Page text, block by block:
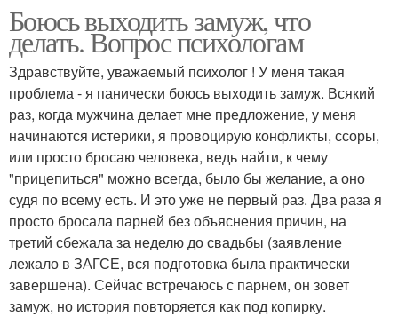
Боюсь выходить замуж, что
делать. Вопрос психологам
Здравствуйте, уважаемый психолог ! У меня такая
проблема - я панически боюсь выходить замуж. Всякий
раз, когда мужчина делает мне предложение, у меня
начинаются истерики, я провоцирую конфликты, ссоры,
или просто бросаю человека, ведь найти, к чему
"прицепиться" можно всегда, было бы желание, а оно
судя по всему есть. И это уже не первый раз. Два раза я
просто бросала парней без объяснения причин, на
третий сбежала за неделю до свадьбы (заявление
лежало в ЗАГСЕ, вся подготовка была практически
завершена). Сейчас встречаюсь с парнем, он зовет
замуж, но история повторяется как под копирку.